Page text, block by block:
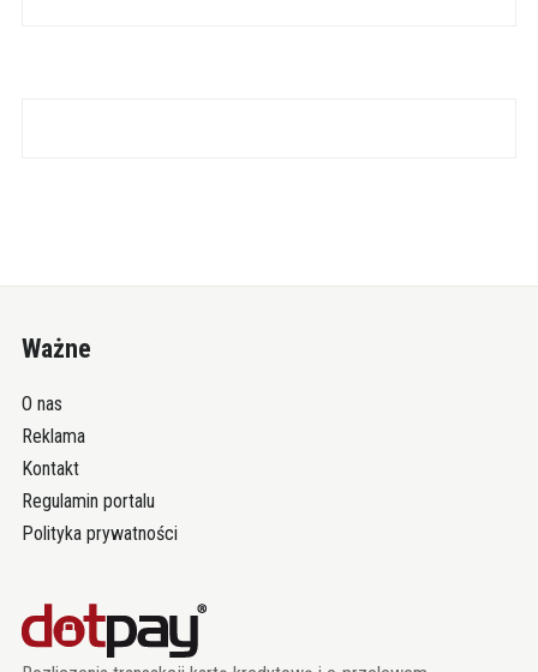
Ważne
O nas
Reklama
Kontakt
Regulamin portalu
Polityka prywatności